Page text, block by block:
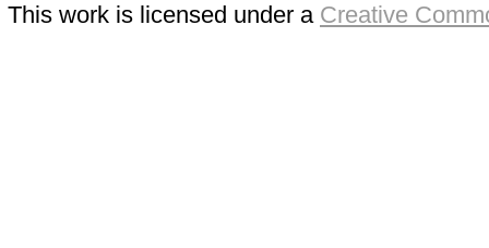
This work is licensed under a Creative